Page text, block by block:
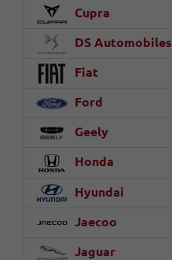
Cupra
DS Automobiles
Fiat
Ford
Geely
Honda
Hyundai
Jaecoo
Jaguar